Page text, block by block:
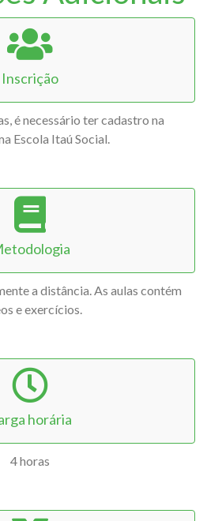
Inscrição
é necessário ter cadastro na
Escola Itaú Social.
a distância. As aulas contém
e exercícios.
horária
4 horas